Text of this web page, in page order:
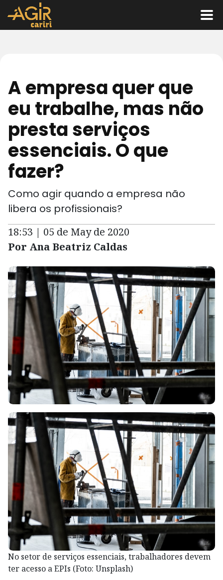
A empresa quer que
eu trabalhe, mas não
presta serviços
essenciais. O que
fazer?
Como agir quando a empresa não
libera os profissionais?
18:53 | 05 de May de 2020
Por Ana Beatriz Caldas
No setor de serviços essenciais, trabalhadores devem
ter acesso a EPIs (Foto: Unsplash)